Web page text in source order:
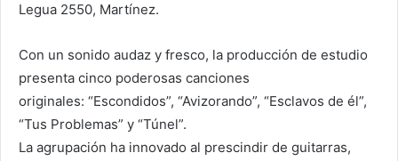
Legua 2550, Martínez.
Con un sonido audaz y fresco, la producción de estudio
presenta cinco poderosas canciones
originales: “Escondidos”, “Avizorando”, “Esclavos de él”,
“Tus Problemas” y “Túnel”.
La agrupación ha innovado al prescindir de guitarras,